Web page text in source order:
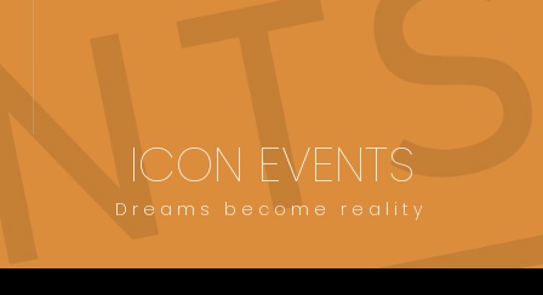
ICON EVENTS
Dreams become reality